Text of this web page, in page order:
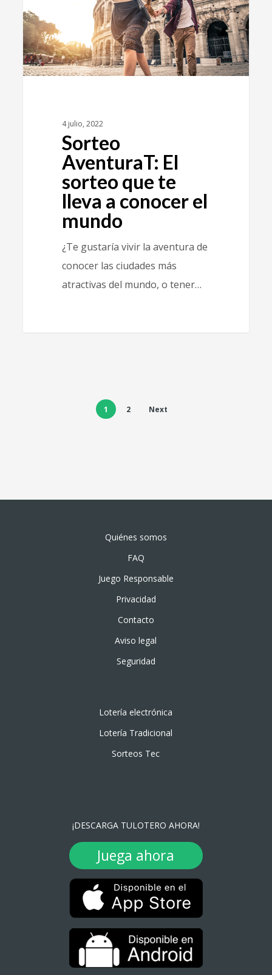
4 julio, 2022
Sorteo
AventuraT: El
sorteo que te
lleva a conocer el
mundo
¿Te gustaría vivir la aventura de
conocer las ciudades más
atractivas del mundo, o tener…
1 2 Next
Quiénes somos
FAQ
Juego Responsable
Privacidad
Contacto
Aviso legal
Seguridad
Lotería electrónica
Lotería Tradicional
Sorteos Tec
¡DESCARGA TULOTERO AHORA!
Juega ahora